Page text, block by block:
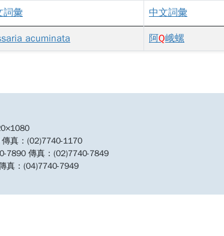
詞彙 中文詞彙
acuminata 阿Q峨螺
真：(02)7740-1170
7890 傳真：(02)7740-7849
真：(04)7740-7949